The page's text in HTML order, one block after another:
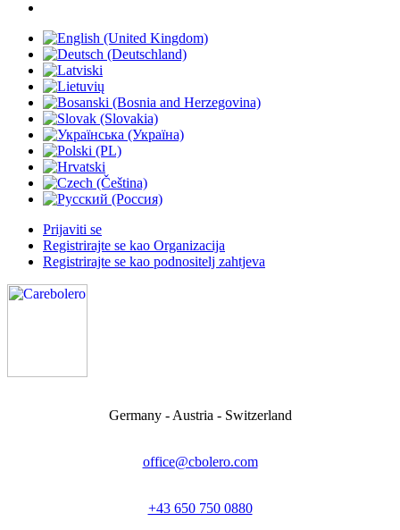
Prijaviti se
Registrirajte se kao Organizacija
Registrirajte se kao podnositelj zahtjeva
Germany - Austria - Switzerland
office@cbolero.com
+43 650 750 0880